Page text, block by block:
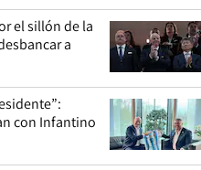
el sillón de la
a
con Infantino